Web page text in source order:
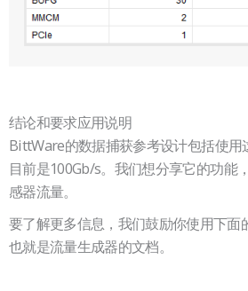
结论和要求应用说明
BittWare的数据捕获参考设计包括使用
目前是100Gb/s。我们想分享它的功能
感器流量。
要了解更多信息，我们鼓励你使用下面
也就是流量生成器的文档。